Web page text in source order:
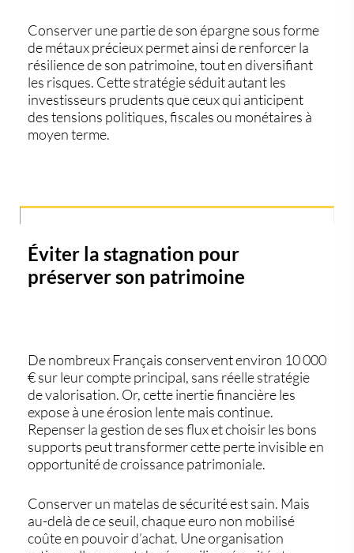
Conserver une partie de son épargne sous forme
demétaux précieuxpermet ainsi de renforcer la
résilience de son patrimoine, tout en diversifiant
les risques. Cette stratégie séduit autant les
investisseurs prudents que ceux qui anticipent
des tensions politiques, fiscales ou monétaires à
moyen terme.
Éviter la stagnation pour
préserver son patrimoine
De nombreux Français conservent environ 10 000
€sur leur compte principal, sans réelle stratégie
de valorisation. Or, cetteinertie financièreles
expose à uneérosion lente mais continue.
Repenser la gestion de ses flux et choisir les bons
supports peut transformer cette perte invisible en
opportunité de croissance patrimoniale.
Conserver un matelas de sécurité est sain. Mais
au-delà de ce seuil, chaque euro non mobilisé
coûte en pouvoir d’achat. Une organisation